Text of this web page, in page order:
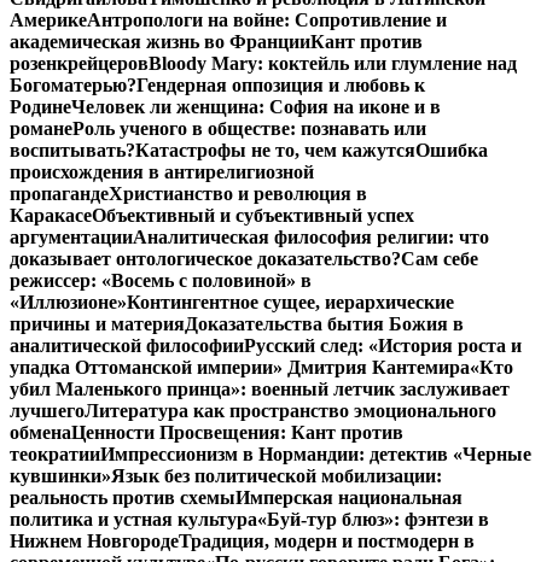
АмерикеАнтропологи на войне: Сопротивление и
академическая жизнь во ФранцииКант против
розенкрейцеровBloody Mary: коктейль или глумление над
Богоматерью?Гендерная оппозиция и любовь к
РодинеЧеловек ли женщина: София на иконе и в
романеРоль ученого в обществе: познавать или
воспитывать?Катастрофы не то, чем кажутсяОшибка
происхождения в антирелигиозной
пропагандеХристианство и революция в
КаракасеОбъективный и субъективный успех
аргументацииАналитическая философия религии: что
доказывает онтологическое доказательство?Сам себе
режиссер: «Восемь с половиной» в
«Иллюзионе»Контингентное сущее, иерархические
причины и материяДоказательства бытия Божия в
аналитической философииРусский след: «История роста и
упадка Оттоманской империи» Дмитрия Кантемира«Кто
убил Маленького принца»: военный летчик заслуживает
лучшегоЛитература как пространство эмоционального
обменаЦенности Просвещения: Кант против
теократииИмпрессионизм в Нормандии: детектив «Черные
кувшинки»Язык без политической мобилизации:
реальность против схемыИмперская национальная
политика и устная культура«Буй-тур блюз»: фэнтези в
Нижнем НовгородеТрадиция, модерн и постмодерн в